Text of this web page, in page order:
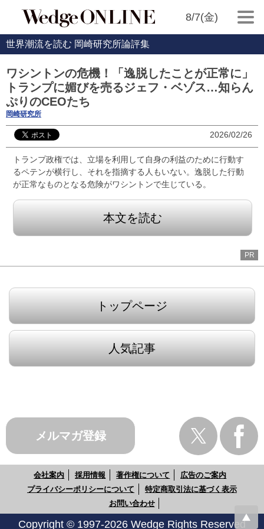
8/7(金)
世界潮流を読む 岡崎研究所論評集
ワシントンの危機！「逸脱したことが正常に」
トランプに媚びを売るジェフ・ベゾス…知らん
ぷりのCEOたち
岡崎研究所
2026/02/26
トランプ政権では、立場を利用して自身の利益のために行動す
るペテンが横行し、それを指摘する人もいない。逸脱した行動
が正常なものとなる危険がワシントンで生じている。
本文を読む
PR
トップページ
人気記事
メルマガ登録
会社案内 採用情報 著作権について
広告のご案内
プライバシーポリシーについて
特定商取引法に基づく表示
お問い合わせ
Copyright © 1997-2026 Wedge Rights Reserved